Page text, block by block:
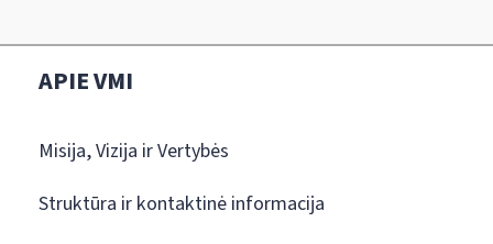
APIE VMI
Misija, Vizija ir Vertybės
Struktūra ir kontaktinė informacija